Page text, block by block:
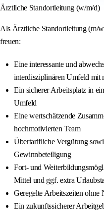
Ärztliche Standortleitung (w/m/d)
Als Ärztliche Standortleitung (m/
freuen:
Eine interessante und
interdisziplinären Umfeld mit
Ein sicherer Arbeitsplatz in
Umfeld
Eine wertschätzende
hochmotivierten Team
Übertarifliche Vergütung
Gewinnbeteiligung
Fort- und
Mittel und ggf. extra
Geregelte Arbeitszeiten ohne
Ein zukunftssicherer